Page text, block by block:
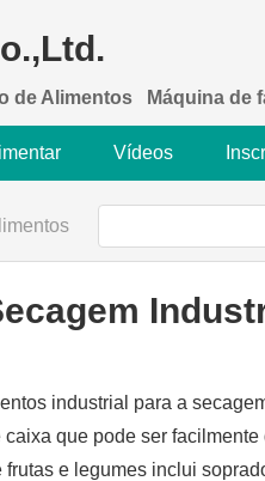
de Alimentos Máquina de
Vídeos
industrial para a
que pode ser
e legumes inclui